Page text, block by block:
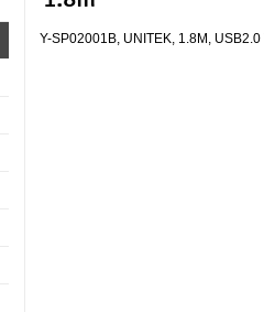
Y-SP02001B, UNITEK, 1.8M,